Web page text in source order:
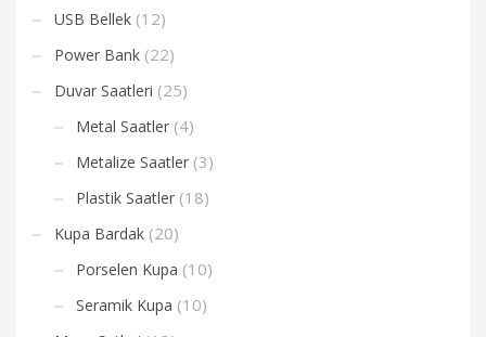
USB Bellek (12)
Power Bank (22)
Duvar Saatleri (25)
Metal Saatler (4)
Metalize Saatler (3)
Plastik Saatler (18)
Kupa Bardak (20)
Porselen Kupa (10)
Seramik Kupa (10)